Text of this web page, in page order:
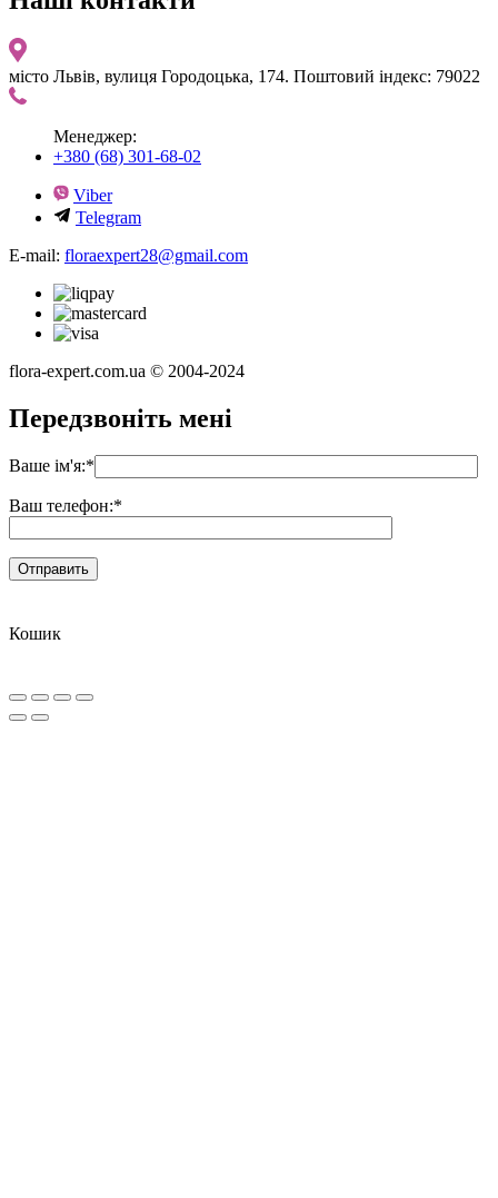
місто Львів, вулиця Городоцька, 174. Поштовий індекс: 79022
Менеджер:
+380 (68) 301-68-02
Viber
Telegram
E-mail: floraexpert28@gmail.com
flora-expert.com.ua © 2004-2024
Передзвоніть мені
Ваше ім'я:*
Ваш телефон:*
Кошик